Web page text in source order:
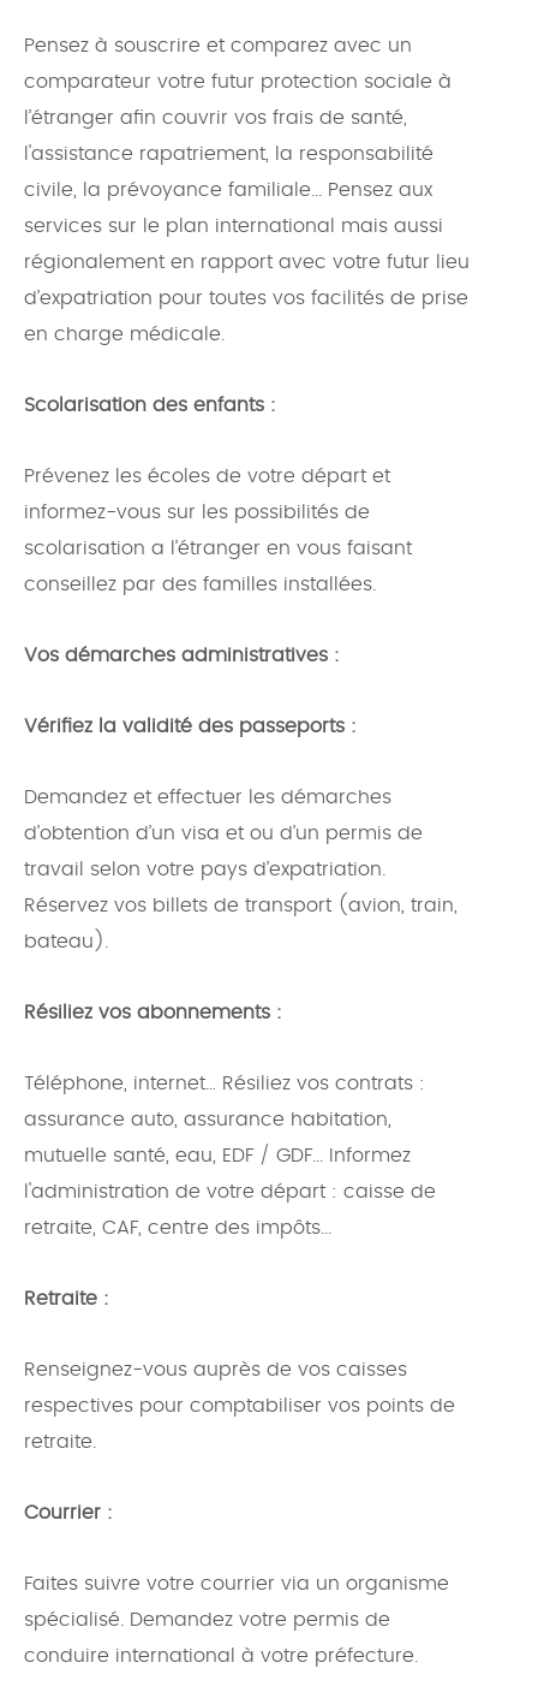
Pensez à souscrire et comparez avec un
comparateur votre futur protection sociale à
l’étranger afin couvrir vos frais de santé,
l'assistance rapatriement, la responsabilité
civile, la prévoyance familiale... Pensez aux
services sur le plan international mais aussi
régionalement en rapport avec votre futur lieu
d’expatriation pour toutes vos facilités de prise
en charge médicale.
Scolarisation des enfants :
Prévenez les écoles de votre départ et
informez-vous sur les possibilités de
scolarisation a l’étranger en vous faisant
conseillez par des familles installées.
Vos démarches administratives :
Vérifiez la validité des passeports :
Demandez et effectuer les démarches
d’obtention d’un visa et ou d’un permis de
travail selon votre pays d’expatriation.
Réservez vos billets de transport (avion, train,
bateau).
Résiliez vos abonnements :
Téléphone, internet… Résiliez vos contrats :
assurance auto, assurance habitation,
mutuelle santé, eau, EDF / GDF... Informez
l'administration de votre départ : caisse de
retraite, CAF, centre des impôts...
Retraite :
Renseignez-vous auprès de vos caisses
respectives pour comptabiliser vos points de
retraite.
Courrier :
Faites suivre votre courrier via un organisme
spécialisé. Demandez votre permis de
conduire international à votre préfecture.